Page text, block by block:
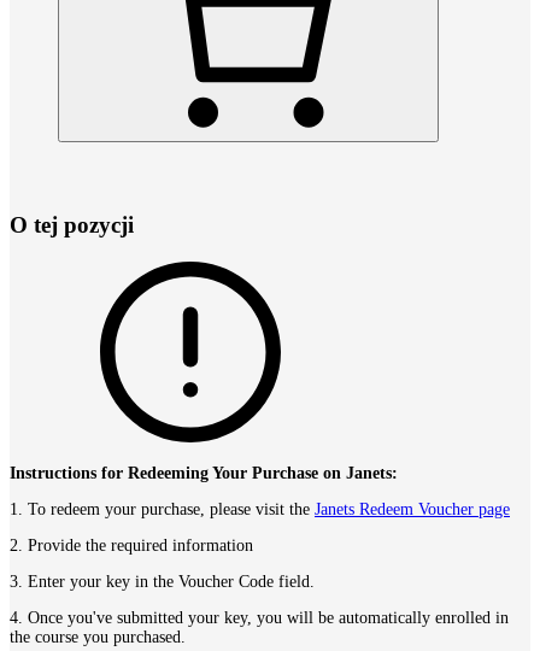
O tej pozycji
Instructions for Redeeming Your Purchase on Janets:
1. To redeem your purchase, please visit the Janets Redeem Voucher page
2. Provide the required information
3. Enter your key in the Voucher Code field.
4. Once you've submitted your key, you will be automatically enrolled in
the course you purchased.